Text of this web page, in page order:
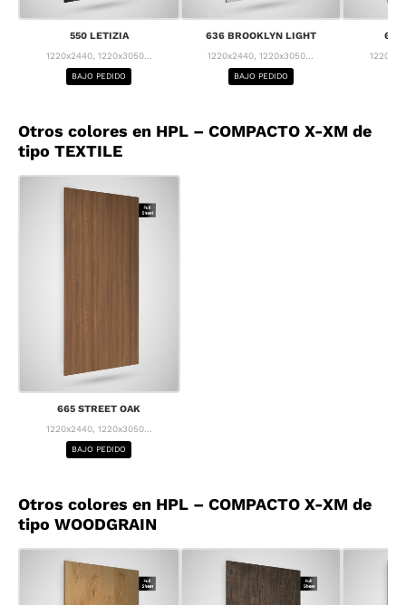
550 LETIZIA
1220x2440, 1220x3050...
BAJO PEDIDO
636 BROOKLYN LIGHT
1220x2440, 1220x3050...
BAJO PEDIDO
637
Otros colores en HPL – COMPACTO X-XM de
tipo TEXTILE
665 STREET OAK
1220x2440, 1220x3050...
BAJO PEDIDO
Otros colores en HPL – COMPACTO X-XM de
tipo WOODGRAIN